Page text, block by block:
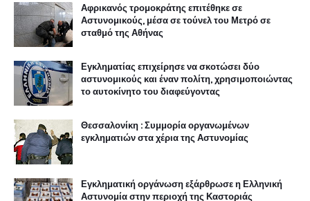
Αφρικανός τρομοκράτης επιτέθηκε σε
Αστυνομικούς, μέσα σε τούνελ του Μετρό σε
σταθμό της Αθήνας
Εγκληματίας επιχείρησε να σκοτώσει δύο
αστυνομικούς και έναν πολίτη, χρησιμοποιώντας
το αυτοκίνητο του διαφεύγοντας
Θεσσαλονίκη : Συμμορία οργανωμένων
εγκληματιών στα χέρια της Αστυνομίας
Εγκληματική οργάνωση εξάρθρωσε η Ελληνική
Αστυνομία στην περιοχή της Καστοριάς